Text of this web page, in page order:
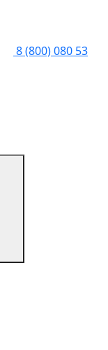
8 (800) 080 53